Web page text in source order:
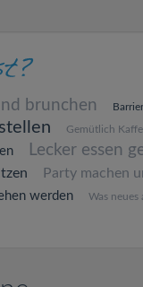
brunchen
Gemütlich
Lecker essen
Party machen
werden Was neues